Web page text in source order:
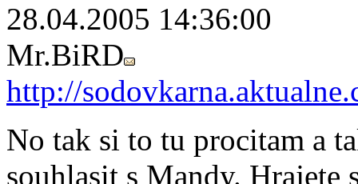
28.04.2005 14:36:00
Mr.BiRD
http://
No tak si to tu procitam a
souhlasit s Mandy. Hrajete